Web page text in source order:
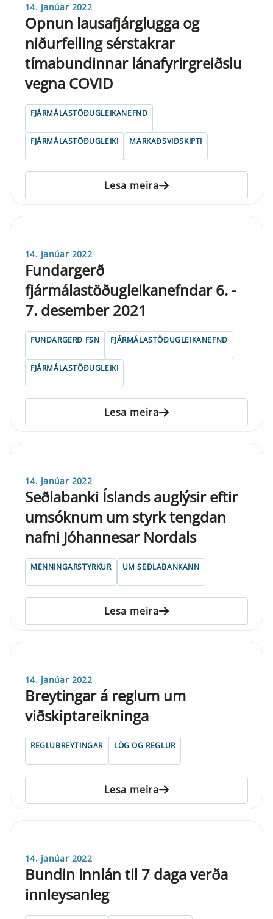
14. janúar 2022
Opnun lausafjárglugga og
niðurfelling sérstakrar
tímabundinnar lánafyrirgreiðslu
vegna COVID
FJÁRMÁLASTÖÐUGLEIKANEFND
FJÁRMÁLASTÖÐUGLEIKI MARKAÐSVIÐSKIPTI
Lesa meira
14. janúar 2022
Fundargerð
fjármálastöðugleikanefndar 6. -
7. desember 2021
FUNDARGERÐ FSN FJÁRMÁLASTÖÐUGLEIKANEFND
FJÁRMÁLASTÖÐUGLEIKI
Lesa meira
14. janúar 2022
Seðlabanki Íslands auglýsir eftir
umsóknum um styrk tengdan
nafni Jóhannesar Nordals
MENNINGARSTYRKUR UM SEÐLABANKANN
Lesa meira
14. janúar 2022
Breytingar á reglum um
viðskiptareikninga
REGLUBREYTINGAR LÖG OG REGLUR
Lesa meira
14. janúar 2022
Bundin innlán til 7 daga verða
innleysanleg